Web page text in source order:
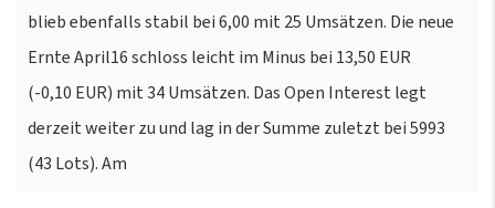
blieb ebenfalls stabil bei 6,00 mit 25 Umsätzen. Die neue
Ernte April16 schloss leicht im Minus bei 13,50 EUR
(-0,10 EUR) mit 34 Umsätzen. Das Open Interest legt
derzeit weiter zu und lag in der Summe zuletzt bei 5993
(43 Lots). Am